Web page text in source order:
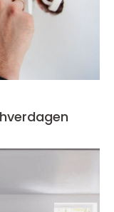
i hverdagen